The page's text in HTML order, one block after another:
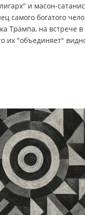
и масон-
самого богатого
Трампа, на встрече в
их "объединяет"